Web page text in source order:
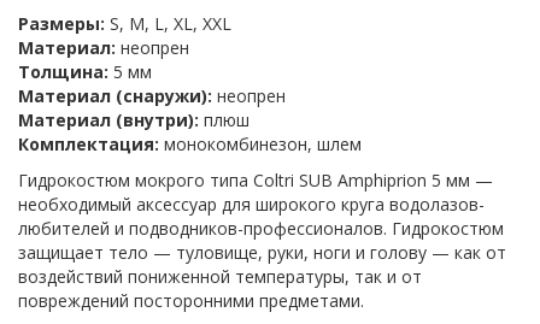
Размеры: S, M, L, XL, XXL
Материал: неопрен
Толщина: 5 мм
Материал (снаружи): неопрен
Материал (внутри): плюш
Комплектация: монокомбинезон, шлем
Гидрокостюм мокрого типа Coltri SUB Amphiprion 5 мм —
необходимый аксессуар для широкого круга водолазов-
любителей и подводников-профессионалов. Гидрокостюм
защищает тело — туловище, руки, ноги и голову — как от
воздействий пониженной температуры, так и от
повреждений посторонними предметами.